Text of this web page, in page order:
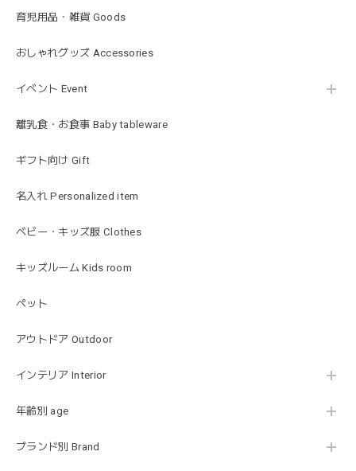
育児用品・雑貨 Goods
おしゃれグッズ Accessories
イベント Event
離乳食・お食事 Baby tableware
ギフト向け Gift
名入れ Personalized item
ベビー・キッズ服 Clothes
キッズルーム Kids room
ペット
アウトドア Outdoor
インテリア Interior
年齢別 age
ブランド別 Brand
2026/01/17
出産祝いで渡しました。友人がとても喜んでおりました！可
可愛いファーストトイが届きました！ ありがとうございま